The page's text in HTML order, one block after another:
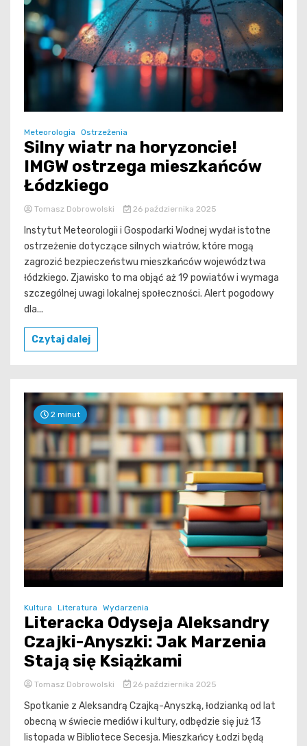
Meteorologia Ostrzeżenia
Silny wiatr na horyzoncie!
IMGW ostrzega mieszkańców
Łódzkiego
Tomasz Dobrowolski 26 października 2025
Instytut Meteorologii i Gospodarki Wodnej wydał istotne
ostrzeżenie dotyczące silnych wiatrów, które mogą
zagrozić bezpieczeństwu mieszkańców województwa
łódzkiego. Zjawisko to ma objąć aż 19 powiatów i wymaga
szczególnej uwagi lokalnej społeczności. Alert pogodowy
dla...
Czytaj dalej
2 minut
Kultura Literatura Wydarzenia
Literacka Odyseja Aleksandry
Czajki-Anyszki: Jak Marzenia
Stają się Książkami
Tomasz Dobrowolski 26 października 2025
Spotkanie z Aleksandrą Czajką-Anyszką, łodzianką od lat
obecną w świecie mediów i kultury, odbędzie się już 13
listopada w Bibliotece Secesja. Mieszkańcy Łodzi będą